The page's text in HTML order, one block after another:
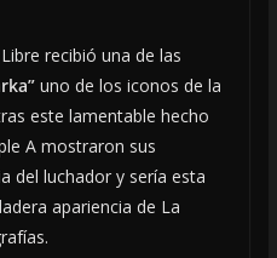
recibió una de las
uno de los iconos de la
este lamentable hecho
A mostraron sus
del luchador y sería esta
apariencia de La